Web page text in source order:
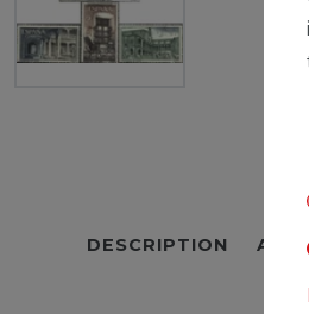
DESCRIPTION